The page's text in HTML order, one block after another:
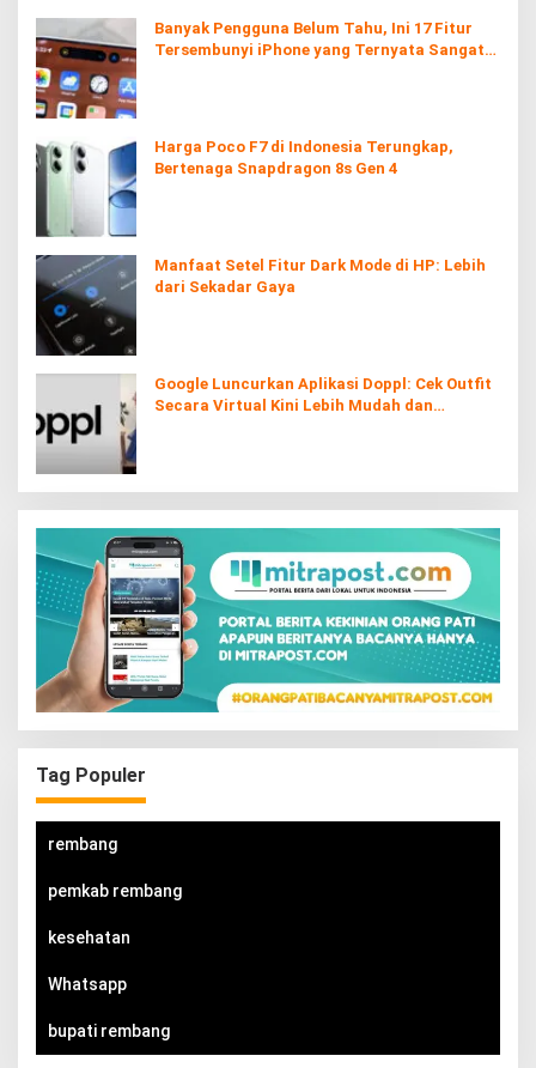
Banyak Pengguna Belum Tahu, Ini 17 Fitur
Tersembunyi iPhone yang Ternyata Sangat
Harga Poco F7 di Indonesia Terungkap,
Bertenaga Snapdragon 8s Gen 4
Manfaat Setel Fitur Dark Mode di HP: Lebih
dari Sekadar Gaya
Google Luncurkan Aplikasi Doppl: Cek Outfit
Secara Virtual Kini Lebih Mudah dan
Tag Populer
rembang
pemkab rembang
kesehatan
Whatsapp
bupati rembang